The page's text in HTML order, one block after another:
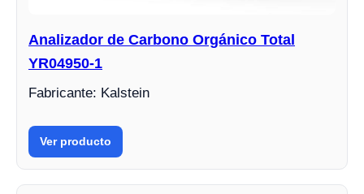
Analizador de Carbono Orgánico Total
YR04950-1
Fabricante: Kalstein
Ver producto